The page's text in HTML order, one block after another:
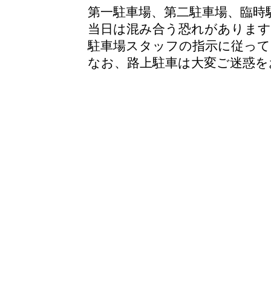
第一駐車場、第二駐車場、臨時
当日は混み合う恐れがありま
駐車場スタッフの指示に従っ
なお、路上駐車は大変ご迷惑